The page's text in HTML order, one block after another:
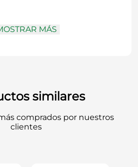
Soquina / Látex Constructor
Muros interiores de
ladrillo, fibrocemento,
rodillo o pistola
2 manos (puede
MÁS
similares
comprados por nuestros
clientes